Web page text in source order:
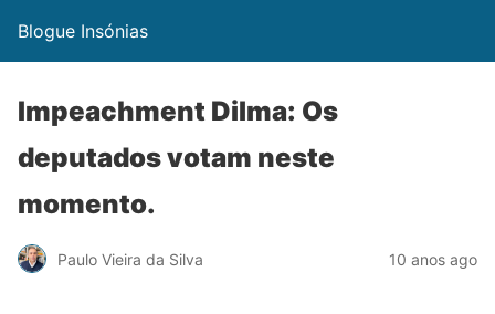
Blogue Insónias
Impeachment Dilma: Os
deputados votam neste
momento.
Paulo Vieira da Silva 10 anos ago